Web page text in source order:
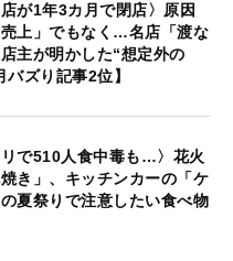
店が1年3カ月で閉店〉原因
上」でもなく…名店「渡な
主が明かした“想定外の
ズり記事2位】
リで510人食中毒も…〉花火
き」、キッチンカーの「ケ
夏祭りで注意したい食べ物